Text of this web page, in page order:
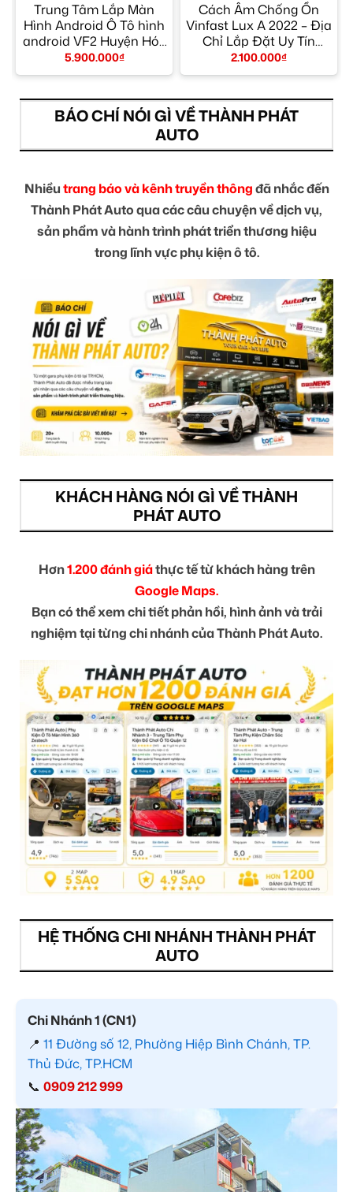
Trung Tâm Lắp Màn
Hình Android Ô Tô hình
android VF2 Huyện Hóc
Môn – Giá Tốt TPHCM
5.900.000₫
Cách Âm Chống Ồn
Vinfast Lux A 2022 – Địa
Chỉ Lắp Đặt Uy Tín
TPHCM
2.100.000₫
BÁO CHÍ NÓI GÌ VỀ THÀNH PHÁT
AUTO
Nhiềutrang báo và kênh truyền thôngđã nhắc đến
Thành Phát Auto qua các câu chuyện về dịch vụ,
sản phẩm và hành trình phát triển thương hiệu
trong lĩnh vực phụ kiện ô tô.
KHÁCH HÀNG NÓI GÌ VỀ THÀNH
PHÁT AUTO
Hơn1.200 đánh giáthực tế từ khách hàng trên
Google Maps.
Bạn có thể xem chi tiết phản hồi, hình ảnh và trải
nghiệm tại từng chi nhánh của Thành Phát Auto.
HỆ THỐNG CHI NHÁNH THÀNH PHÁT
AUTO
Chi Nhánh 1 (CN1)
📍 11 Đường số 12, Phường Hiệp Bình Chánh, TP.
Thủ Đức, TP.HCM
📞 0909 212 999